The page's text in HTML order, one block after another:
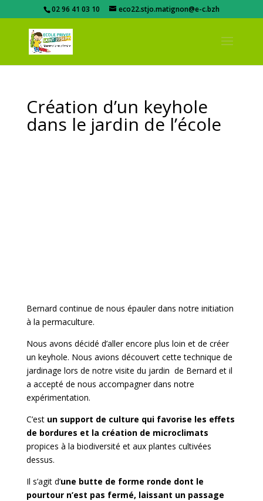
02 96 41 03 10 eco22.stjo.matignon@e-c.bzh
Création d’un keyhole
dans le jardin de l’école
Bernard continue de nous épauler dans notre initiation
à la permaculture.
Nous avons décidé d’aller encore plus loin et de créer
un keyhole. Nous avions découvert cette technique de
jardinage lors de notre visite du jardin de Bernard et il
a accepté de nous accompagner dans notre
expérimentation.
C’est un support de culture qui favorise les effets
de bordures et la création de microclimats
propices à la biodiversité et aux plantes cultivées
dessus.
Il s’agit d’une butte de forme ronde dont le
pourtour n’est pas fermé, laissant un passage